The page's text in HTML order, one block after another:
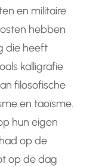
en militaire
hebben
die heeft
kalligrafie
filosofische
en taoïsme.
hun eigen
op de
op de dag